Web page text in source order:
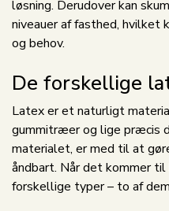
løsning. Derudover kan
niveauer af fasthed,
og behov.
De forskellige
Latex er et naturligt
gummitræer og lige præcis
materialet, er med til at
åndbart. Når det kommer
forskellige typer – to af